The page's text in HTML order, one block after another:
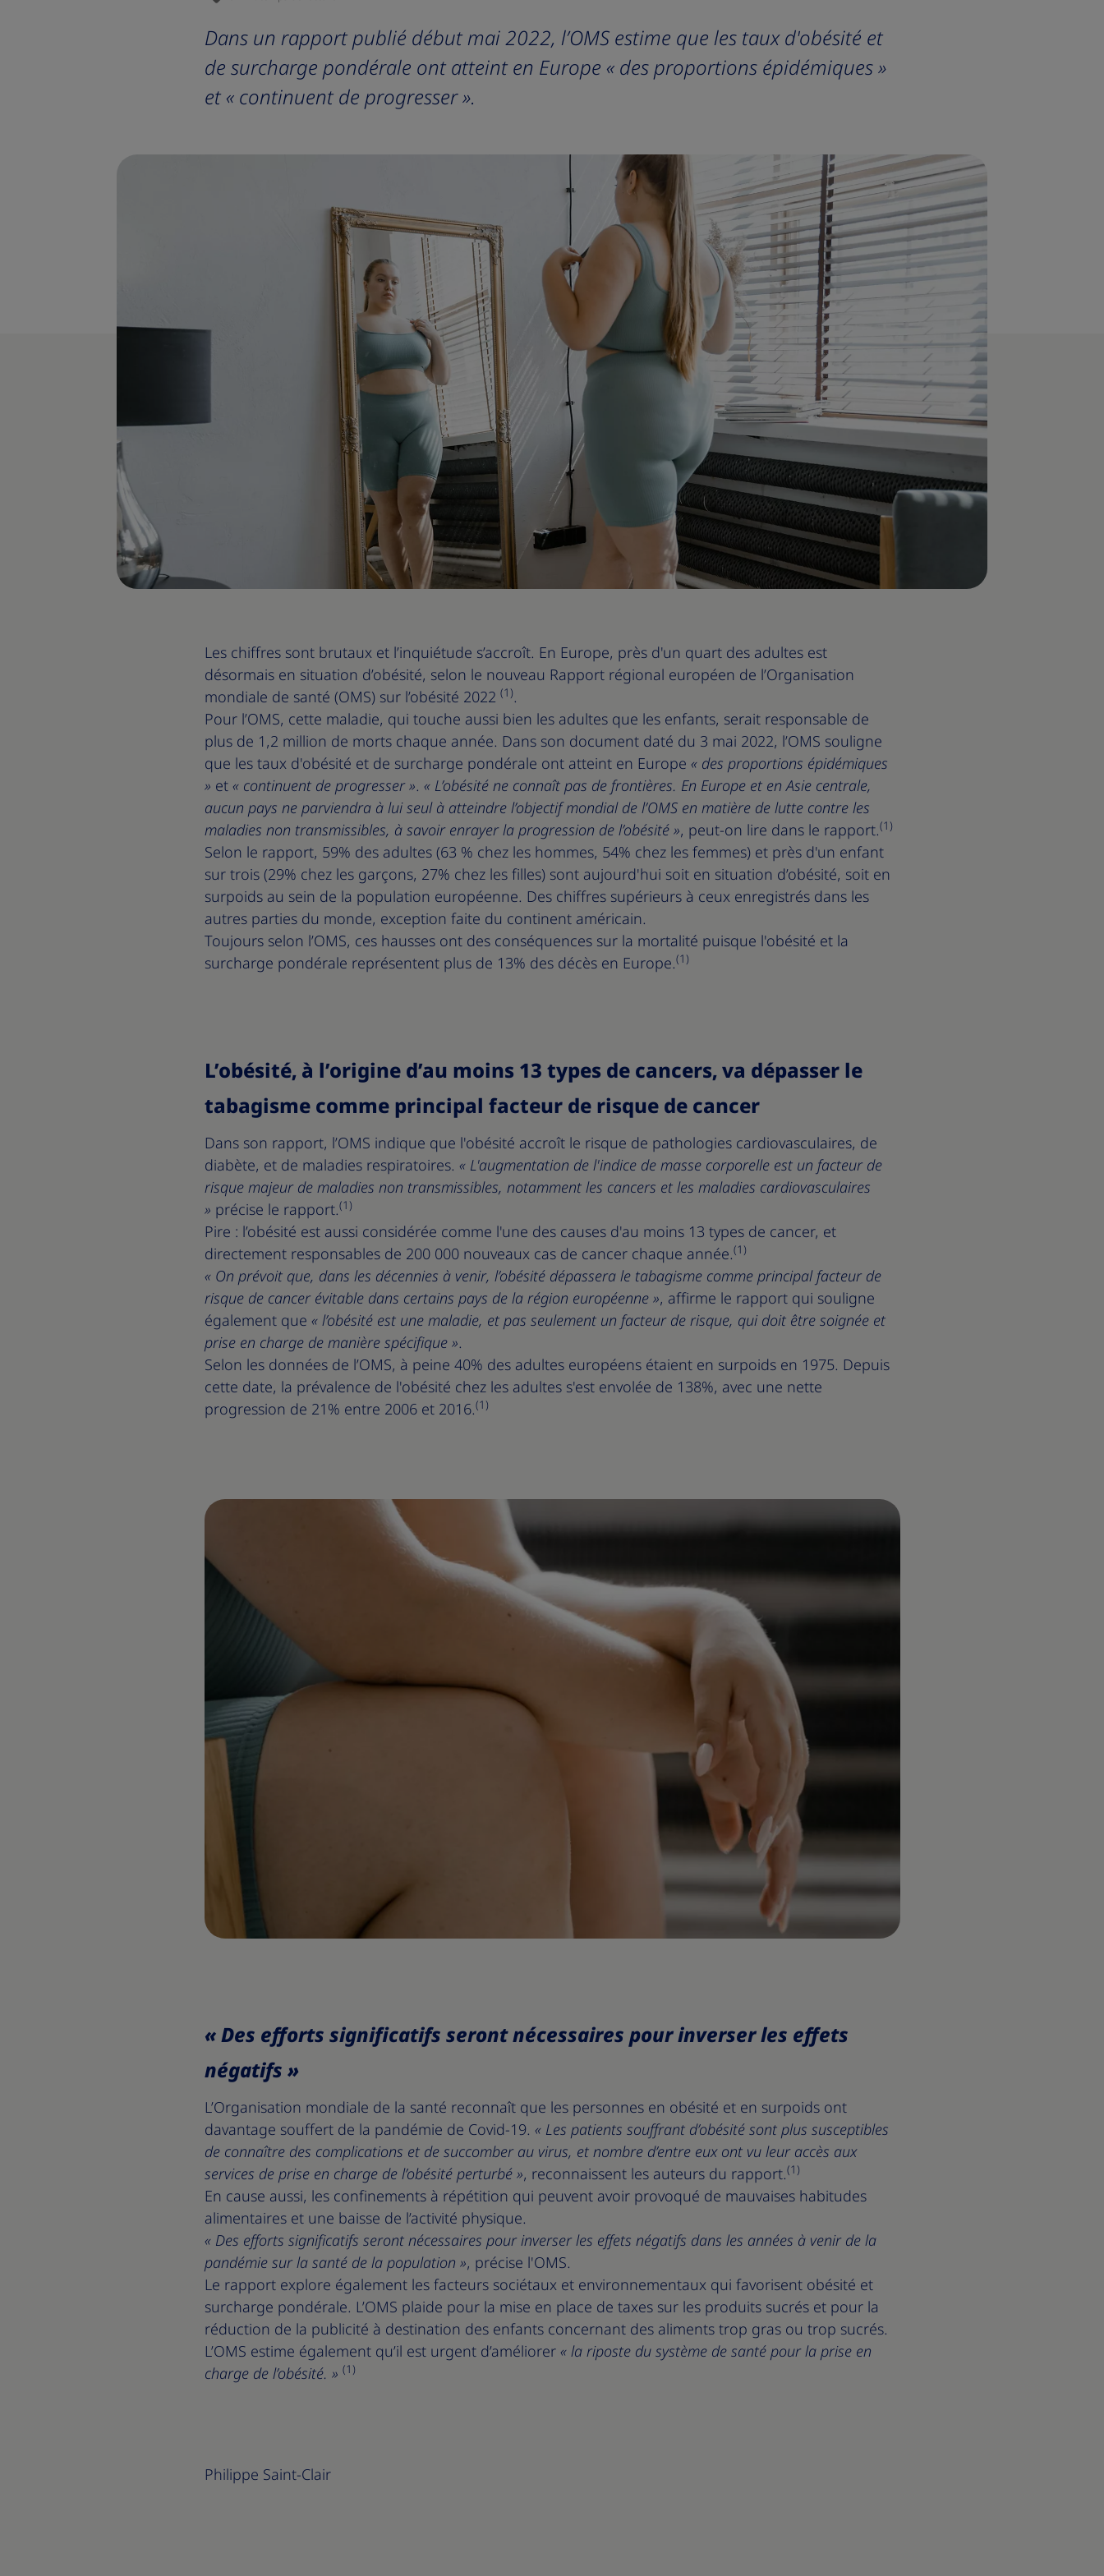
Dans un rapport publié début mai 2022, l’OMS estime que les taux d'obésité et
de surcharge pondérale ont atteint en Europe « des proportions épidémiques »
et « continuent de progresser ».
Les chiffres sont brutaux et l’inquiétude s’accroît. En Europe, près d'un quart des adultes est
désormais en situation d’obésité, selon le nouveau Rapport régional européen de l’Organisation
mondiale de santé (OMS) sur l’obésité 2022 (1).
Pour l’OMS, cette maladie, qui touche aussi bien les adultes que les enfants, serait responsable de
plus de 1,2 million de morts chaque année. Dans son document daté du 3 mai 2022, l’OMS souligne
que les taux d'obésité et de surcharge pondérale ont atteint en Europe « des proportions épidémiques
» et « continuent de progresser ». « L’obésité ne connaît pas de frontières. En Europe et en Asie centrale,
aucun pays ne parviendra à lui seul à atteindre l’objectif mondial de l’OMS en matière de lutte contre les
maladies non transmissibles, à savoir enrayer la progression de l’obésité », peut-on lire dans le rapport.(1)
Selon le rapport, 59% des adultes (63 % chez les hommes, 54% chez les femmes) et près d'un enfant
sur trois (29% chez les garçons, 27% chez les filles) sont aujourd'hui soit en situation d’obésité, soit en
surpoids au sein de la population européenne. Des chiffres supérieurs à ceux enregistrés dans les
autres parties du monde, exception faite du continent américain.
Toujours selon l’OMS, ces hausses ont des conséquences sur la mortalité puisque l'obésité et la
surcharge pondérale représentent plus de 13% des décès en Europe.(1)
L’obésité, à l’origine d’au moins 13 types de cancers, va dépasser le
tabagisme comme principal facteur de risque de cancer
Dans son rapport, l’OMS indique que l'obésité accroît le risque de pathologies cardiovasculaires, de
diabète, et de maladies respiratoires. « L'augmentation de l'indice de masse corporelle est un facteur de
risque majeur de maladies non transmissibles, notamment les cancers et les maladies cardiovasculaires
» précise le rapport.(1)
Pire : l’obésité est aussi considérée comme l'une des causes d'au moins 13 types de cancer, et
directement responsables de 200 000 nouveaux cas de cancer chaque année.(1)
« On prévoit que, dans les décennies à venir, l’obésité dépassera le tabagisme comme principal facteur de
risque de cancer évitable dans certains pays de la région européenne », affirme le rapport qui souligne
également que « l’obésité est une maladie, et pas seulement un facteur de risque, qui doit être soignée et
prise en charge de manière spécifique ».
Selon les données de l’OMS, à peine 40% des adultes européens étaient en surpoids en 1975. Depuis
cette date, la prévalence de l'obésité chez les adultes s'est envolée de 138%, avec une nette
progression de 21% entre 2006 et 2016.(1)
« Des efforts significatifs seront nécessaires pour inverser les effets
négatifs »
L’Organisation mondiale de la santé reconnaît que les personnes en obésité et en surpoids ont
davantage souffert de la pandémie de Covid-19. « Les patients souffrant d’obésité sont plus susceptibles
de connaître des complications et de succomber au virus, et nombre d’entre eux ont vu leur accès aux
services de prise en charge de l’obésité perturbé », reconnaissent les auteurs du rapport.(1)
En cause aussi, les confinements à répétition qui peuvent avoir provoqué de mauvaises habitudes
alimentaires et une baisse de l’activité physique.
« Des efforts significatifs seront nécessaires pour inverser les effets négatifs dans les années à venir de la
pandémie sur la santé de la population », précise l'OMS.
Le rapport explore également les facteurs sociétaux et environnementaux qui favorisent obésité et
surcharge pondérale. L’OMS plaide pour la mise en place de taxes sur les produits sucrés et pour la
réduction de la publicité à destination des enfants concernant des aliments trop gras ou trop sucrés.
L’OMS estime également qu’il est urgent d’améliorer « la riposte du système de santé pour la prise en
charge de l’obésité. » (1)
Philippe Saint-Clair